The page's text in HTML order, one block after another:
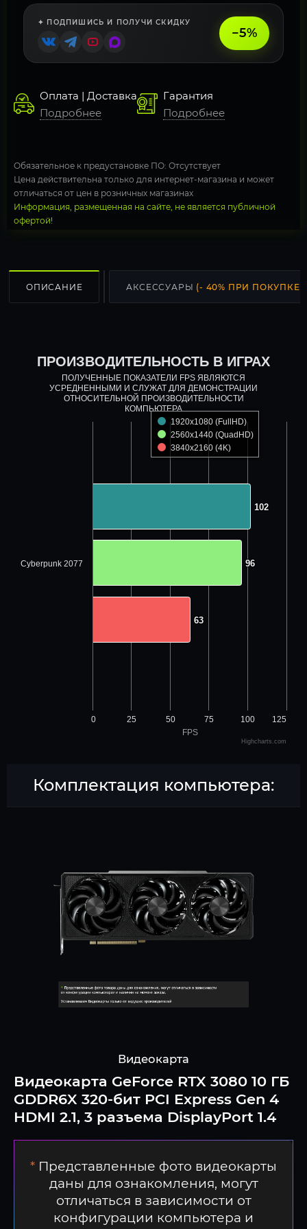
✦ ПОДПИШИСЬ И ПОЛУЧИ СКИДКУ
−5%
Оплата | Доставка
Подробнее
Гарантия
Подробнее
Обязательное к предустановке ПО: Отсутствует
Цена действительна только для интернет-магазина и может
отличаться от цен в розничных магазинах
Информация, размещенная на сайте, не является публичной
офертой!
ОПИСАНИЕ АКСЕССУАРЫ (- 40% ПРИ ПОКУПКЕ
FPS
ПРОИЗВОДИТЕЛЬНОСТЬ В ИГРАХ
ПОЛУЧЕННЫЕ ПОКАЗАТЕЛИ FPS ЯВЛЯЮТСЯ
УСРЕДНЕННЫМИ И СЛУЖАТ ДЛЯ ДЕМОНСТРАЦИИ
ОТНОСИТЕЛЬНОЙ ПРОИЗВОДИТЕЛЬНОСТИ
КОМПЬЮТЕРА
102
102
96
96
63
63
1920x1080 (FullHD)
2560x1440 (QuadHD)
3840x2160 (4K)
0 100
25 50 75 125
Cyberpunk 2077
Highcharts.com
Комплектация компьютера:
Видеокарта
Видеокарта GeForce RTX 3080 10 ГБ
GDDR6X 320-бит PCI Express Gen 4
HDMI 2.1, 3 разъема DisplayPort 1.4
* Представленные фото видеокарты
даны для ознакомления, могут
отличаться в зависимости от
конфигурации компьютера и